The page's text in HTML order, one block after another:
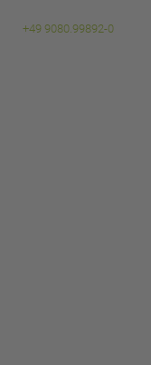
+49 9080.99892-0